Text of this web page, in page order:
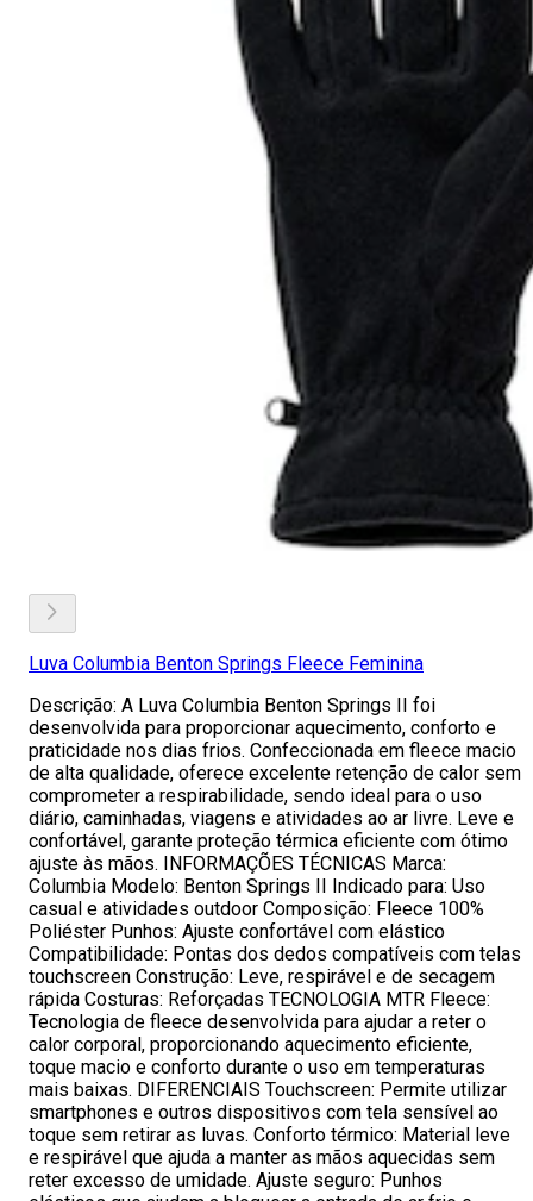
Luva Columbia Benton Springs Fleece Feminina
Descrição: A Luva Columbia Benton Springs II foi
desenvolvida para proporcionar aquecimento, conforto e
praticidade nos dias frios. Confeccionada em fleece macio
de alta qualidade, oferece excelente retenção de calor sem
comprometer a respirabilidade, sendo ideal para o uso
diário, caminhadas, viagens e atividades ao ar livre. Leve e
confortável, garante proteção térmica eficiente com ótimo
ajuste às mãos. INFORMAÇÕES TÉCNICAS Marca:
Columbia Modelo: Benton Springs II Indicado para: Uso
casual e atividades outdoor Composição: Fleece 100%
Poliéster Punhos: Ajuste confortável com elástico
Compatibilidade: Pontas dos dedos compatíveis com telas
touchscreen Construção: Leve, respirável e de secagem
rápida Costuras: Reforçadas TECNOLOGIA MTR Fleece:
Tecnologia de fleece desenvolvida para ajudar a reter o
calor corporal, proporcionando aquecimento eficiente,
toque macio e conforto durante o uso em temperaturas
mais baixas. DIFERENCIAIS Touchscreen: Permite utilizar
smartphones e outros dispositivos com tela sensível ao
toque sem retirar as luvas. Conforto térmico: Material leve
e respirável que ajuda a manter as mãos aquecidas sem
reter excesso de umidade. Ajuste seguro: Punhos